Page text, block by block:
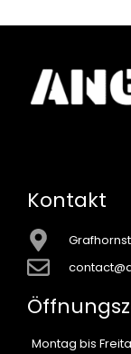
Kontakt
Montag bis